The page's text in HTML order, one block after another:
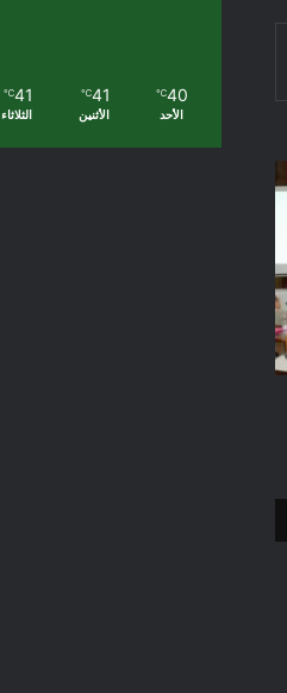
40
℃
الأحد
41
℃
الأثنين
41
℃
الثلاثاء